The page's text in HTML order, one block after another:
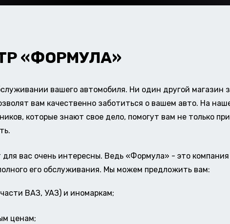
«ФОРМУЛА»
вашего автомобиля. Ни один другой магазин
вам качественно заботиться о вашем авто. На
которые знают свое дело, помогут вам не только
вас очень интересны. Ведь «Формула» - это
его обслуживания. Мы можем предложить вам:
ВАЗ, УАЗ) и иномаркам;
ценам;